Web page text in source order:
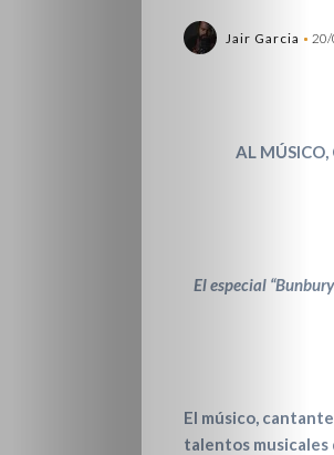
Jair Garcia 20/
AL
El especial
El músico,
talentos musicales